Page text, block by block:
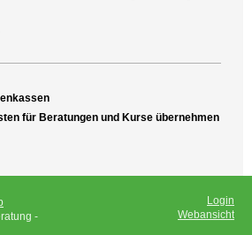
für Beratungen und Kurse übernehmen
-
Login
Webansicht